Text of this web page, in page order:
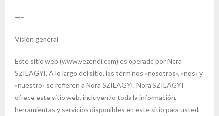
—–
Visión general
Este sitio web (www.vezendi.com) es operado por Nora
SZILAGYI. A lo largo del sitio, los términos «nosotros», «nos» y
«nuestro» se refieren a Nora SZILAGYI. Nora SZILAGYI
ofrece este sitio web, incluyendo toda la información,
herramientas y servicios disponibles en este sitio para usted,